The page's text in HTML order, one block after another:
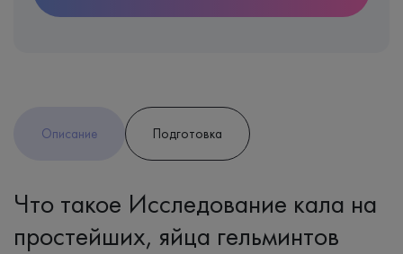
Описание Подготовка
Что такое Исследование кала на
простейших, яйца гельминтов